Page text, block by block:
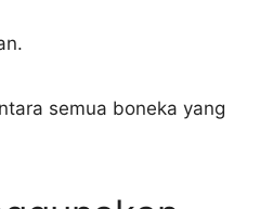
semua boneka yang